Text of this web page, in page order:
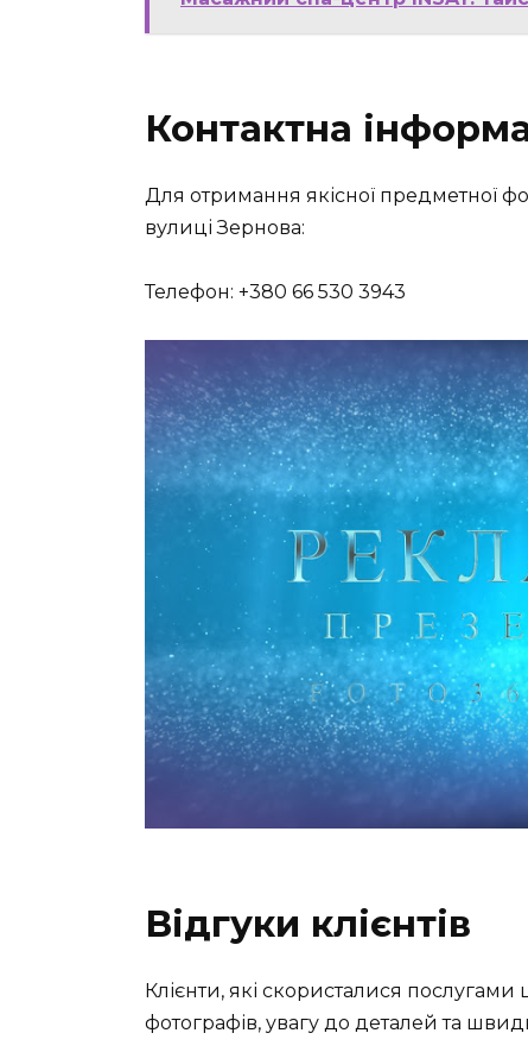
Контактна
Для отримання якісної предметної
вулиці Зернова:
Телефон: +380 66 530 3943
Відгуки клієнтів
Клієнти, які скористалися послугами
фотографів, увагу до деталей та